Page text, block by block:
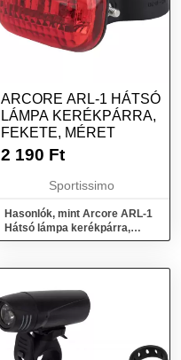
ARCORE ARL-1 HÁTSÓ
LÁMPA KERÉKPÁRRA,
FEKETE, MÉRET
2 190 Ft
Sportissimo
Hasonlók, mint Arcore ARL-1
Hátsó lámpa kerékpárra,
fekete, méret